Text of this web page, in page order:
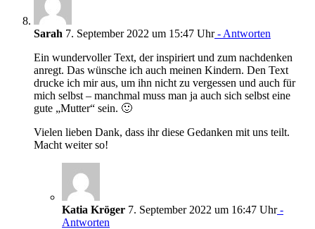
Sarah 7. September 2022 um 15:47 Uhr- Antworten
Ein wundervoller Text, der inspiriert und zum nachdenken
anregt. Das wünsche ich auch meinen Kindern. Den Text
drucke ich mir aus, um ihn nicht zu vergessen und auch für
mich selbst – manchmal muss man ja auch sich selbst eine
gute „Mutter“ sein. 🙂
Vielen lieben Dank, dass ihr diese Gedanken mit uns teilt.
Macht weiter so!
Katia Kröger 7. September 2022 um 16:47 Uhr-
Antworten